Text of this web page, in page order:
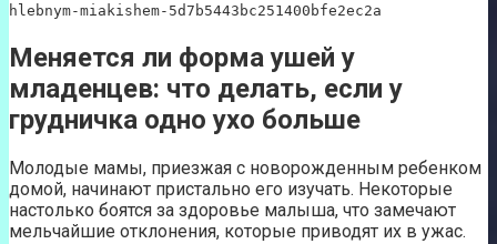
hlebnym-miakishem-5d7b5443bc251400bfe2ec2a
Меняется ли форма ушей у
младенцев: что делать, если у
грудничка одно ухо больше
Молодые мамы, приезжая с новорожденным ребенком
домой, начинают пристально его изучать. Некоторые
настолько боятся за здоровье малыша, что замечают
мельчайшие отклонения, которые приводят их в ужас.